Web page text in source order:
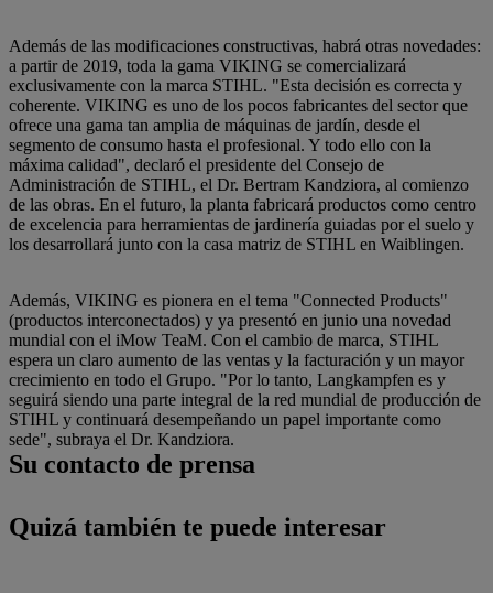
Además de las modificaciones constructivas, habrá otras novedades:
a partir de 2019, toda la gama VIKING se comercializará
exclusivamente con la marca STIHL. "Esta decisión es correcta y
coherente. VIKING es uno de los pocos fabricantes del sector que
ofrece una gama tan amplia de máquinas de jardín, desde el
segmento de consumo hasta el profesional. Y todo ello con la
máxima calidad", declaró el presidente del Consejo de
Administración de STIHL, el Dr. Bertram Kandziora, al comienzo
de las obras. En el futuro, la planta fabricará productos como centro
de excelencia para herramientas de jardinería guiadas por el suelo y
los desarrollará junto con la casa matriz de STIHL en Waiblingen.
Además, VIKING es pionera en el tema "Connected Products"
(productos interconectados) y ya presentó en junio una novedad
mundial con el iMow TeaM. Con el cambio de marca, STIHL
espera un claro aumento de las ventas y la facturación y un mayor
crecimiento en todo el Grupo. "Por lo tanto, Langkampfen es y
seguirá siendo una parte integral de la red mundial de producción de
STIHL y continuará desempeñando un papel importante como
sede", subraya el Dr. Kandziora.
Su contacto de prensa
Quizá también te puede interesar